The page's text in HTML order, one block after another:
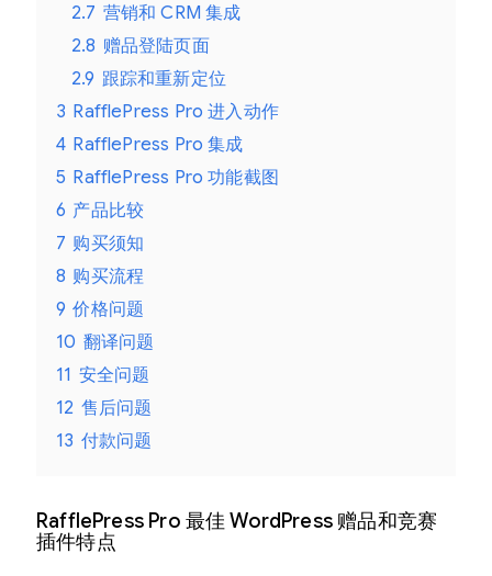
2.7 营销和 CRM 集成
2.8 赠品登陆页面
2.9 跟踪和重新定位
3 RafflePress Pro 进入动作
4 RafflePress Pro 集成
5 RafflePress Pro 功能截图
6 产品比较
7 购买须知
8 购买流程
9 价格问题
10 翻译问题
11 安全问题
12 售后问题
13 付款问题
RafflePress Pro 最佳 WordPress 赠品和竞赛
插件特点